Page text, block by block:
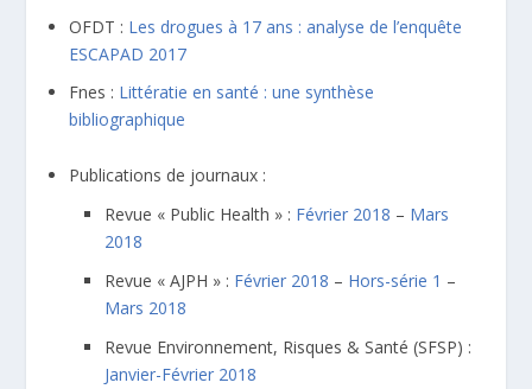
OFDT : Les drogues à 17 ans : analyse de l’enquête
ESCAPAD 2017
Fnes : Littératie en santé : une synthèse
bibliographique
Publications de journaux :
Revue « Public Health » : Février 2018 – Mars
2018
Revue « AJPH » : Février 2018 – Hors-série 1 –
Mars 2018
Revue Environnement, Risques & Santé (SFSP) :
Janvier-Février 2018